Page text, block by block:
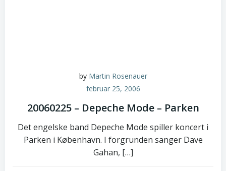
by Martin Rosenauer
februar 25, 2006
20060225 – Depeche Mode – Parken
Det engelske band Depeche Mode spiller koncert i
Parken i København. I forgrunden sanger Dave
Gahan, […]